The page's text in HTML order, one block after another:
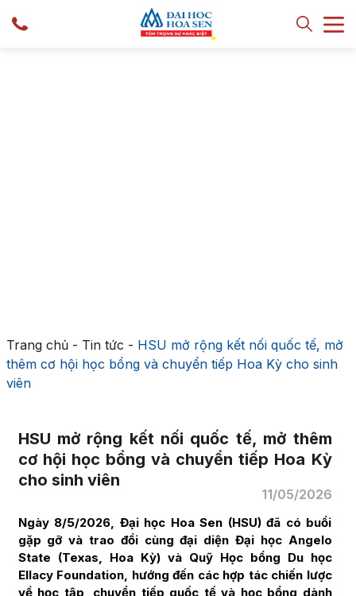
Trang chủ- Tin tức - HSU mở rộng kết nối quốc tế, mở
thêm cơ hội học bổng và chuyển tiếp Hoa Kỳ cho sinh
viên
HSU mở rộng kết nối quốc tế, mở thêm
cơ hội học bổng và chuyển tiếp Hoa Kỳ
cho sinh viên
11/05/2026
Ngày 8/5/2026, Đại học Hoa Sen (HSU) đã có buổi
gặp gỡ và trao đổi cùng đại diện Đại học Angelo
State (Texas, Hoa Kỳ) và Quỹ Học bổng Du học
Ellacy Foundation, hướng đến các hợp tác chiến lược
về học tập, chuyển tiếp quốc tế và học bổng dành